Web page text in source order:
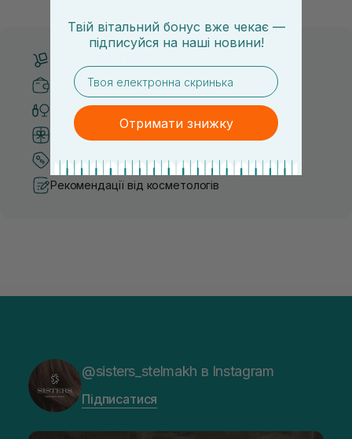
Безпечні способи оплати
Тільки оригінальна косметика
Система бонусів та лояльності
Кращі ціни та топ товари
Рекомендації від косметологів
@sisters_stelmakh в Instagram
Підписатися
Твій вітальний бонус вже чекає —
підписуйся на наші новини!
email
Отримати знижку